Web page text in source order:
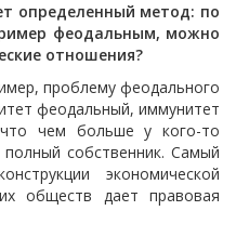
определенный метод: по
феодальным, можно
отношения?
проблему феодального
феодальный, иммунитет
чем больше у кого-то
собственник. Самый
экономической
обществ дает правовая